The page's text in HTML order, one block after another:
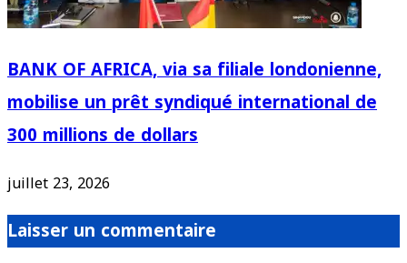
BANK OF AFRICA, via sa filiale londonienne,
mobilise un prêt syndiqué international de
300 millions de dollars
juillet 23, 2026
Laisser un commentaire